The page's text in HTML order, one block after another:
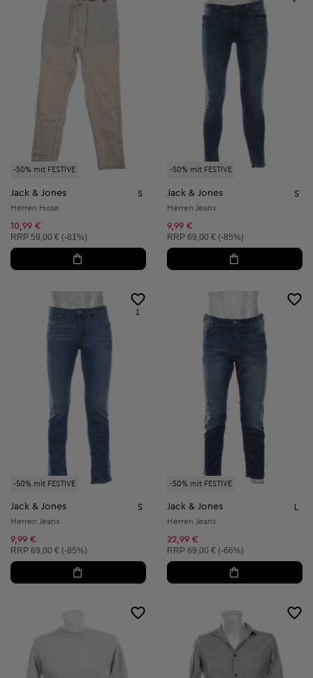
-50% mit FESTIVE
Jack & Jones S
Herren Hose
10,99 €
Unverbindliche Preisempfehlung:
RRP 59,00 € (-81%)
-50% mit FESTIVE
Jack & Jones S
Herren Jeans
9,99 €
Unverbindliche Preisempfehlung:
RRP 69,00 € (-85%)
-50% mit FESTIVE
1
Jack & Jones S
Herren Jeans
9,99 €
Unverbindliche Preisempfehlung:
RRP 69,00 € (-85%)
-50% mit FESTIVE
Jack & Jones
Herren Jeans
22,99 €
Unverbindliche Preisempfehlung:
RRP 69,00 € (-66%)